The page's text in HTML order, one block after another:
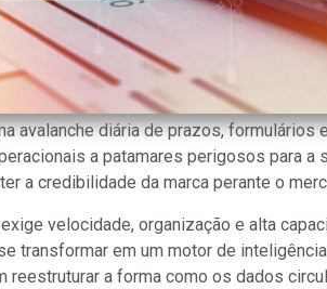
avalanche diária de prazos,
a patamares perigosos para
a credibilidade da marca perante o
velocidade, organização e alta
transformar em um motor de
a forma como os dados